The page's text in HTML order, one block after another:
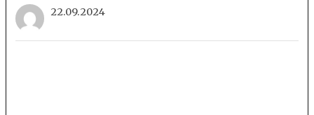
22.09.2024